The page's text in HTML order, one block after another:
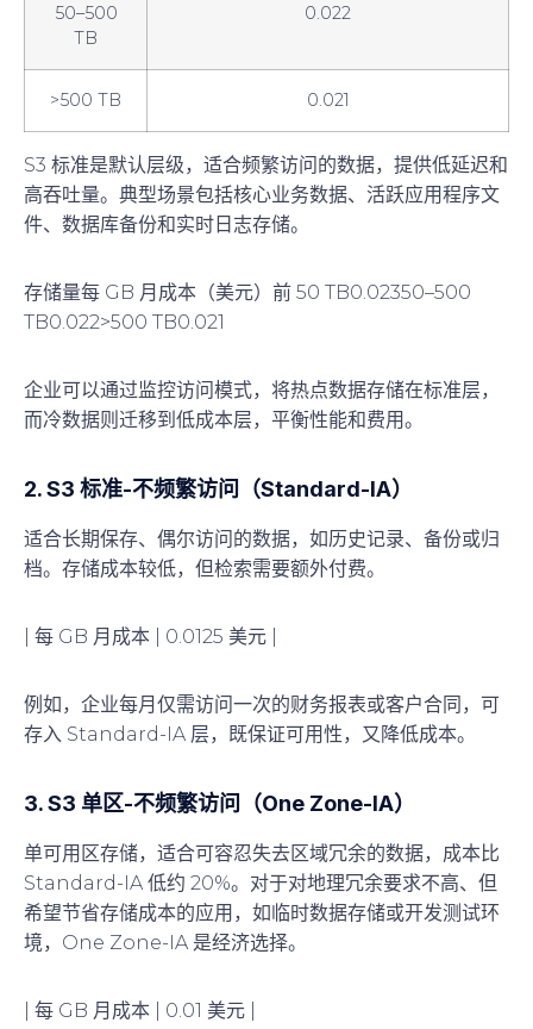
50–500
TB
0.022
>500 TB 0.021
S3 标准是默认层级，适合频繁访问的数据，提供低延迟和
高吞吐量。典型场景包括核心业务数据、活跃应用程序文
件、数据库备份和实时日志存储。
存储量每 GB 月成本（美元）前 50 TB0.02350–500
TB0.022>500 TB0.021
企业可以通过监控访问模式，将热点数据存储在标准层，
而冷数据则迁移到低成本层，平衡性能和费用。
2. S3 标准-不频繁访问（Standard-IA）
适合长期保存、偶尔访问的数据，如历史记录、备份或归
档。存储成本较低，但检索需要额外付费。
| 每 GB 月成本 | 0.0125 美元 |
例如，企业每月仅需访问一次的财务报表或客户合同，可
存入 Standard-IA 层，既保证可用性，又降低成本。
3. S3 单区-不频繁访问（One Zone-IA）
单可用区存储，适合可容忍失去区域冗余的数据，成本比
Standard-IA 低约 20%。对于对地理冗余要求不高、但
希望节省存储成本的应用，如临时数据存储或开发测试环
境，One Zone-IA 是经济选择。
| 每 GB 月成本 | 0.01 美元 |